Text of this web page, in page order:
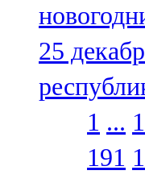
25
1 ...
191